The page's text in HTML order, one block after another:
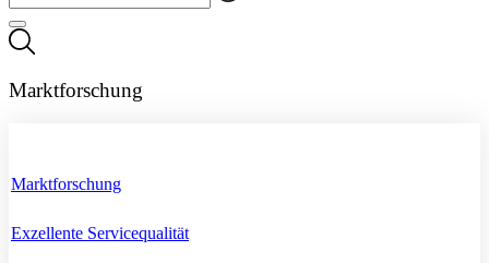
Marktforschung
Marktforschung
Exzellente Servicequalität